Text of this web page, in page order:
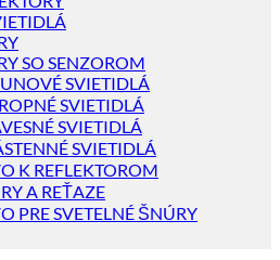
SO SENZOROM
SVIETIDLÁ
SVIETIDLÁ
SVIETIDLÁ
SVIETIDLÁ
K REFLEKTOROM
A REŤAZE
PRE SVETELNÉ ŠNÚRY